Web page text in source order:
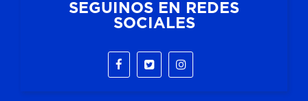
SEGUINOS EN REDES
SOCIALES